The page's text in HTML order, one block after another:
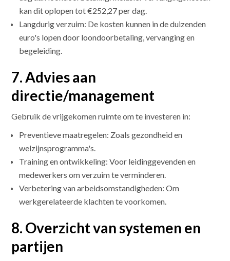
kan dit oplopen tot €252,27 per dag.
Langdurig verzuim: De kosten kunnen in de duizenden
euro's lopen door loondoorbetaling, vervanging en
begeleiding.
7. Advies aan
directie/management
Gebruik de vrijgekomen ruimte om te investeren in:
Preventieve maatregelen: Zoals gezondheid en
welzijnsprogramma's.
Training en ontwikkeling: Voor leidinggevenden en
medewerkers om verzuim te verminderen.
Verbetering van arbeidsomstandigheden: Om
werkgerelateerde klachten te voorkomen.
8. Overzicht van systemen en
partijen